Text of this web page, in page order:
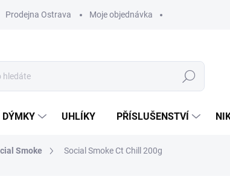
Prodejna Ostrava Moje objednávka
Hledat
DÝMKY UHLÍKY PŘÍSLUŠENSTVÍ
Smoke Social Smoke Ct Chill 200g